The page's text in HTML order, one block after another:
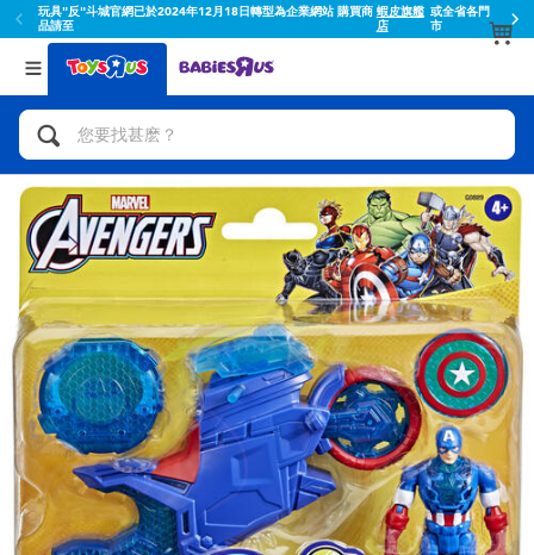
玩具"反"斗城官網已於2024年12月18日轉型為企業網站 購買商
品請至
蝦皮旗艦
店
或全省各門
市
返回
分類目錄
人氣英雄,角色扮演,射擊玩具
腳踏車,滑板車,騎乘車
拼砌組合及樂高LEGO
玩具車,貨車,火車及遙控系列
手工藝,文具,蠟筆,泥膠,畫板
娃娃, 芭比,收藏公仔
電子玩具
返回
品牌
Toy Story玩具總動員
Super Mario超級瑪利歐
52TOYS
Fuggler
Miniso名創優品
playpop
LEGO樂高